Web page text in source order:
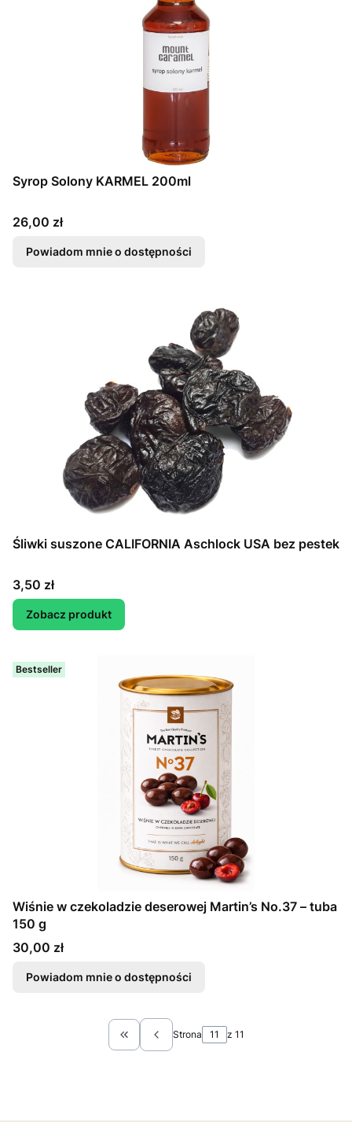
Syrop Solony KARMEL 200ml
Cena
26,00 zł
Powiadom mnie o dostępności
Śliwki suszone CALIFORNIA Aschlock USA bez pestek
Cena
3,50 zł
Zobacz produkt
Bestseller
Wiśnie w czekoladzie deserowej Martin’s No.37 – tuba
150 g
Cena
30,00 zł
Powiadom mnie o dostępności
Wróć do pierwszej strony z produktami
Strona z 11